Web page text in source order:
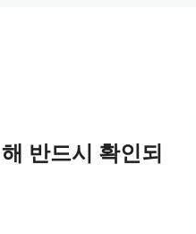
반드시 확인되